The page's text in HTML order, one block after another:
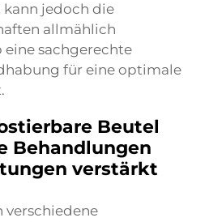
jedoch die
allmählich
eine sachgerechte
für eine optimale
Beutel
Behandlungen
verstärkt
verschiedene